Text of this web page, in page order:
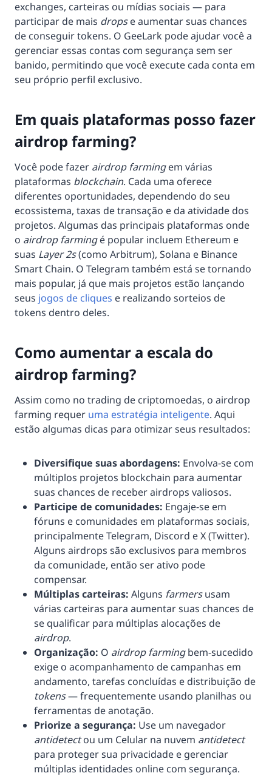
exchanges, carteiras ou mídias sociais — para
participar de mais dropse aumentar suas chances
de conseguir tokens. O GeeLark pode ajudar você a
gerenciar essas contas com segurança sem ser
banido, permitindo que você execute cada conta em
seu próprio perfil exclusivo.
Em quais plataformas posso fazer
airdrop farming?
Você pode fazer airdrop farmingem várias
plataformas blockchain. Cada uma oferece
diferentes oportunidades, dependendo do seu
ecossistema, taxas de transação e da atividade dos
projetos. Algumas das principais plataformas onde
o airdrop farmingé popular incluem Ethereum e
suas Layer 2s(como Arbitrum), Solana e Binance
Smart Chain. O Telegram também está se tornando
mais popular, já que mais projetos estão lançando
seus jogos de cliques e realizando sorteios de
tokens dentro deles.
Como aumentar a escala do
airdrop farming?
Assim como no trading de criptomoedas, o airdrop
farming requer uma estratégia inteligente. Aqui
estão algumas dicas para otimizar seus resultados:
Diversifique suas abordagens: Envolva-se com
múltiplos projetos blockchain para aumentar
suas chances de receber airdrops valiosos.
Participe de comunidades: Engaje-se em
fóruns e comunidades em plataformas sociais,
principalmente Telegram, Discord e X (Twitter).
Alguns airdrops são exclusivos para membros
da comunidade, então ser ativo pode
compensar.
Múltiplas carteiras: Alguns farmersusam
várias carteiras para aumentar suas chances de
se qualificar para múltiplas alocações de
airdrop.
Organização: O airdrop farmingbem-sucedido
exige o acompanhamento de campanhas em
andamento, tarefas concluídas e distribuição de
tokens— frequentemente usando planilhas ou
ferramentas de anotação.
Priorize a segurança: Use um navegador
antidetectou um Celular na nuvem antidetect
para proteger sua privacidade e gerenciar
múltiplas identidades online com segurança.